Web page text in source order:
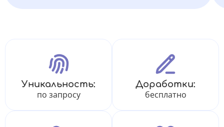
Уникальность:
по запросу
Доработки:
бесплатно